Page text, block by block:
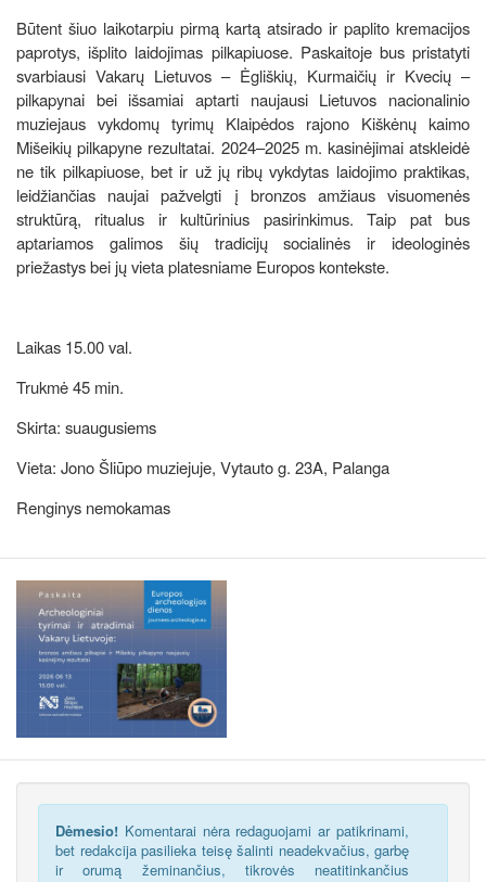
Būtent šiuo laikotarpiu pirmą kartą atsirado ir paplito kremacijos
paprotys, išplito laidojimas pilkapiuose. Paskaitoje bus pristatyti
svarbiausi Vakarų Lietuvos – Ėgliškių, Kurmaičių ir Kvecių –
pilkapynai bei išsamiai aptarti naujausi Lietuvos nacionalinio
muziejaus vykdomų tyrimų Klaipėdos rajono Kiškėnų kaimo
Mišeikių pilkapyne rezultatai. 2024–2025 m. kasinėjimai atskleidė
ne tik pilkapiuose, bet ir už jų ribų vykdytas laidojimo praktikas,
leidžiančias naujai pažvelgti į bronzos amžiaus visuomenės
struktūrą, ritualus ir kultūrinius pasirinkimus. Taip pat bus
aptariamos galimos šių tradicijų socialinės ir ideologinės
priežastys bei jų vieta platesniame Europos kontekste.
Laikas 15.00 val.
Trukmė 45 min.
Skirta: suaugusiems
Vieta: Jono Šliūpo muziejuje, Vytauto g. 23A, Palanga
Renginys nemokamas
Dėmesio! Komentarai nėra redaguojami ar patikrinami,
bet redakcija pasilieka teisę šalinti neadekvačius, garbę
ir orumą žeminančius, tikrovės neatitinkančius